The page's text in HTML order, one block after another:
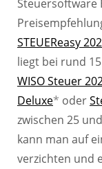
Steuersoftware
STEUEReasy
liegt bei rund
WISO Steuer
Deluxe* oder
zwischen 25
kann man auf
verzichten und